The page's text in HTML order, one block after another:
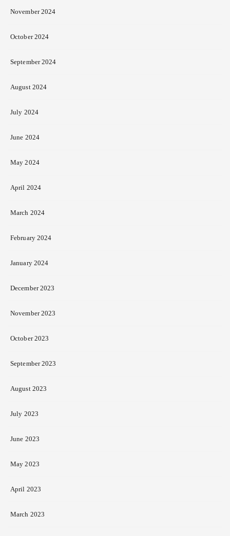
November 2024
October 2024
September 2024
August 2024
July 2024
June 2024
May 2024
April 2024
March 2024
February 2024
January 2024
December 2023
November 2023
October 2023
September 2023
August 2023
July 2023
June 2023
May 2023
April 2023
March 2023